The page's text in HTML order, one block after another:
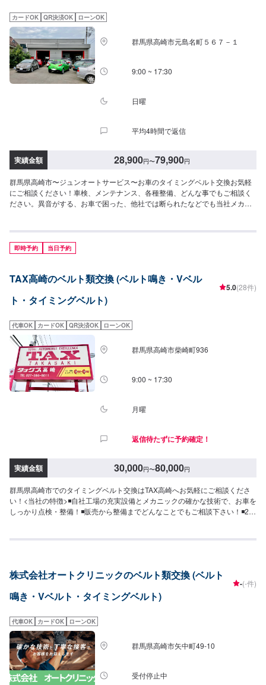
カードOK QR決済OK ローンOK
群馬県高崎市元島名町５６７－１
9:00 ~ 17:30
日曜
平均4時間で返信
実績金額 28,900円〜79,900円
群馬県高崎市〜ジュンオートサービス〜お車のタイミングベルト交換お気軽
にご相談ください！車検、メンテナンス、各種整備、どんな事でもご相談く
ださい。異音がする、お車で困った、他社では断られたなどでも当社メカニ
ス！✅お客様に応じた提案！✅コンピュータ診断機完備！まずはお気軽にご相
談ください。【1】オファーにてお問い合わせ【2】お見積り【3】お見積り
にご納得いただければ作業開始【4】仕上がり次第納車-----ご来店時の注意、
前の空いているスペースに駐車してください。受付はスタッフへ「メンテモ
で予約しました」とお伝えください。ご案内いたします。【定休日・営業時
間】定休日：日・月曜日の祝日受付時間：9:00~18:00
即時予約 当日予約
TAX高崎のベルト類交換 (ベルト鳴き・Vベル
ト・タイミングベルト)
5.0(28件)
代車OK カードOK QR決済OK ローンOK
群馬県高崎市柴崎町936
9:00 ~ 17:30
月曜
返信待たずに予約確定！
実績金額 30,000円〜80,000円
群馬県高崎市でのタイミングベルト交換はTAX高崎へお気軽にご相談くださ
い！<当社の特徴>◾自社工場の充実設備とメカニックの確かな技術で、お車を
しっかり点検・整備！◾販売から整備までどんなことでもご相談下さい！◾24
安く済ませたい…★時間があまり取れない…★車が動かなくなってしまっ
車-----納期について-----納期は通常3日～5日程度で納車となります。(要相談)
納期は前後する場合がございます。予めご了承ください。-----代車について---
--無料の代車をご用意しています。お車の作業中は代車をご利用ください。※
付方法-----入庫の際はお気をつけてお越しください。駐車スペースは事務所前
の空いているスペースに駐車してください。受付はスタッフへ「メンテモで
予約しました」とお伝えください。ご案内いたします。【定休日・営業時
間】定休日：月曜日営業時間：9:00~19:00※日曜日のみ9:00~18:00
株式会社オートクリニックのベルト類交換 (ベルト
鳴き・Vベルト・タイミングベルト)
-(-件)
代車OK カードOK ローンOK
群馬県高崎市矢中町49-10
受付停止中